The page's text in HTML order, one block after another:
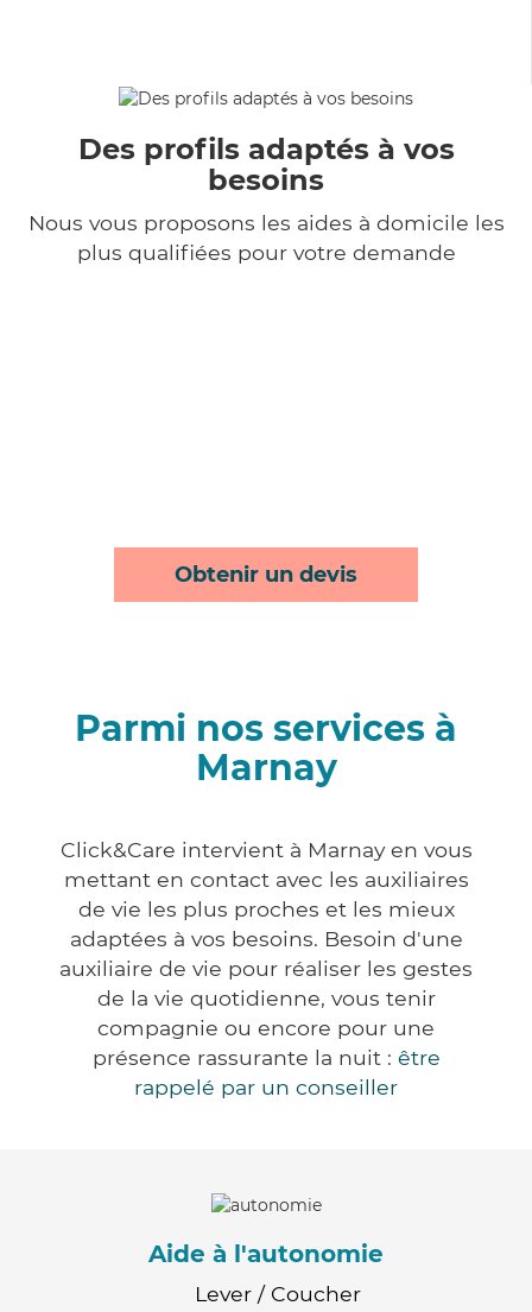
Des profils adaptés à vos
besoins
Nous vous proposons les aides à domicile les
plus qualifiées pour votre demande
Obtenir un devis
Parmi nos services à
Marnay
Click&Care intervient à Marnay en vous
mettant en contact avec les auxiliaires
de vie les plus proches et les mieux
adaptées à vos besoins. Besoin d'une
auxiliaire de vie pour réaliser les gestes
de la vie quotidienne, vous tenir
compagnie ou encore pour une
présence rassurante la nuit : être
rappelé par un conseiller
Aide à l'autonomie
Lever / Coucher